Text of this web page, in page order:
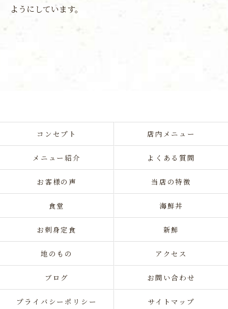
ようにしています。
コンセプト 店内メニュー
メニュー紹介 よくある質問
お客様の声 当店の特徴
食堂 海鮮丼
お刺身定食 新鮮
地のもの アクセス
ブログ お問い合わせ
プライバシーポリシー サイトマップ